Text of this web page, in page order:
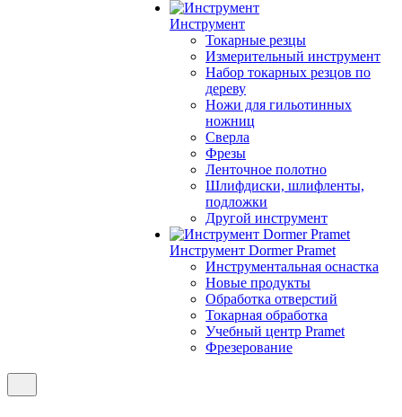
Инструмент
Токарные резцы
Измерительный инструмент
Набор токарных резцов по
дереву
Ножи для гильотинных
ножниц
Сверла
Фрезы
Ленточное полотно
Шлифдиски, шлифленты,
подложки
Другой инструмент
Инструмент Dormer Pramet
Инструментальная оснастка
Новые продукты
Обработка отверстий
Токарная обработка
Учебный центр Pramet
Фрезерование